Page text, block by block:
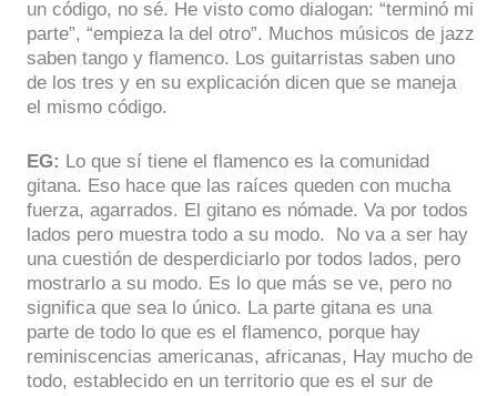
un código, no sé. He visto como dialogan: “terminó mi
parte”, “empieza la del otro”. Muchos músicos de jazz
saben tango y flamenco. Los guitarristas saben uno
de los tres y en su explicación dicen que se maneja
el mismo código.
EG: Lo que sí tiene el flamenco es la comunidad
gitana. Eso hace que las raíces queden con mucha
fuerza, agarrados. El gitano es nómade. Va por todos
lados pero muestra todo a su modo. No va a ser hay
una cuestión de desperdiciarlo por todos lados, pero
mostrarlo a su modo. Es lo que más se ve, pero no
significa que sea lo único. La parte gitana es una
parte de todo lo que es el flamenco, porque hay
reminiscencias americanas, africanas, Hay mucho de
todo, establecido en un territorio que es el sur de